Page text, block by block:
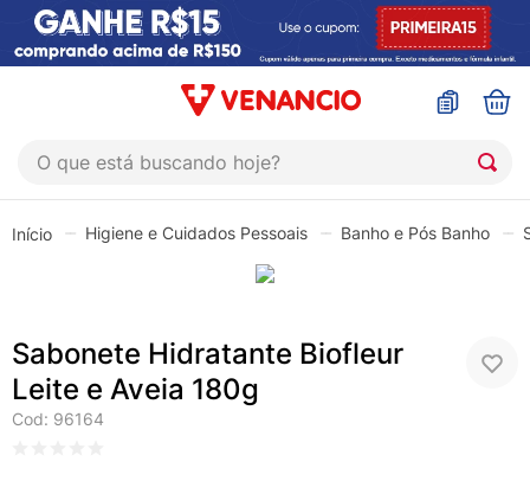
O que está buscando hoje?
Higiene e Cuidados Pessoais Banho e Pós Banho
Sabonete Hidratante Biofleur
Leite e Aveia 180g
Cod: 96164
º
coristina
4º
fly gotas
protetor solar